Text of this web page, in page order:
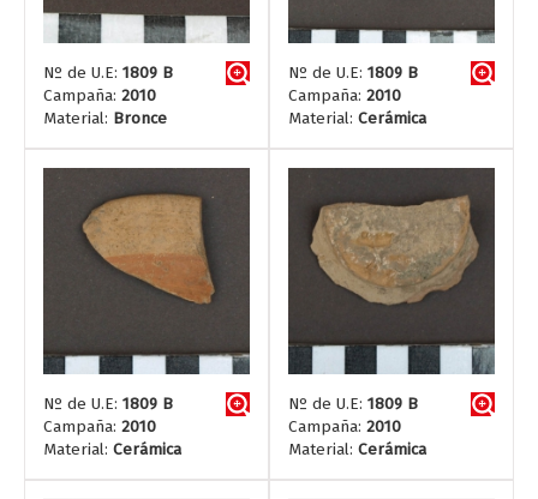
Nº de U.E: 1809 B
Campaña: 2010
Material: Bronce
Nº de U.E: 1809 B
Campaña: 2010
Material: Cerámica
Nº de U.E: 1809 B
Campaña: 2010
Material: Cerámica
Nº de U.E: 1809 B
Campaña: 2010
Material: Cerámica